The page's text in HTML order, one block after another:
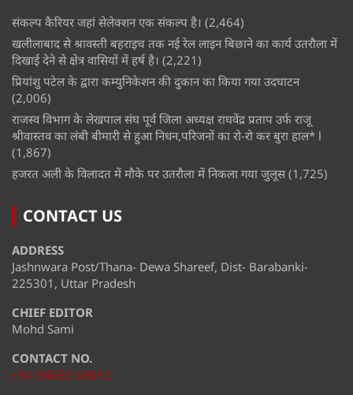
संकल्प कैरियर जहां सेलेक्शन एक संकल्प है। (2,464)
खलीलाबाद से श्रावस्ती बहराइच तक नई रेल लाइन बिछाने का कार्य उतरौला में
दिखाई देने से क्षेत्र वासियों में हर्ष है। (2,221)
प्रियांशु पटेल के द्वारा कम्युनिकेशन की दुकान का किया गया उदघाटन
(2,006)
राजस्व विभाग के लेखपाल संघ पूर्व जिला अध्यक्ष राघवेंद्र प्रताप उर्फ राजू
श्रीवास्तव का लंबी बीमारी से हुआ निधन,परिजनों का रो-रो कर बुरा हाल* l
(1,867)
हजरत अली के विलादत में मौके पर उतरौला में निकला गया जुलूस (1,725)
CONTACT US
ADDRESS
Jashnwara Post/Thana- Dewa Shareef, Dist- Barabanki-
225301, Uttar Pradesh
CHIEF EDITOR
Mohd Sami
CONTACT NO.
+91-94555 69012